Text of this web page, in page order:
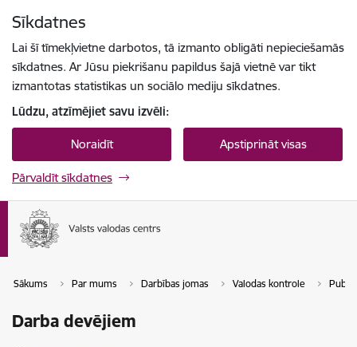
Sīkdatnes
Lai šī tīmekļvietne darbotos, tā izmanto obligāti nepieciešamās
sīkdatnes. Ar Jūsu piekrišanu papildus šajā vietnē var tikt
izmantotas statistikas un sociālo mediju sīkdatnes.
Lūdzu, atzīmējiet savu izvēli:
Noraidīt Apstiprināt visas
Pārvaldīt sīkdatnes
Sākums Par mums Darbības jomas Valodas kontrole
Darba devējiem